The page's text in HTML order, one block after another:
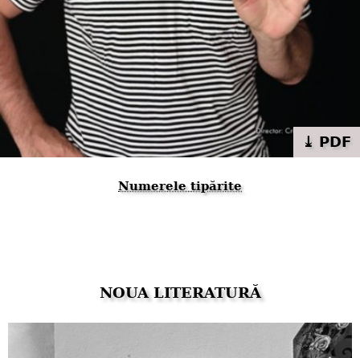
⤓ PDF
Numerele tipărite
NOUA LITERATURĂ